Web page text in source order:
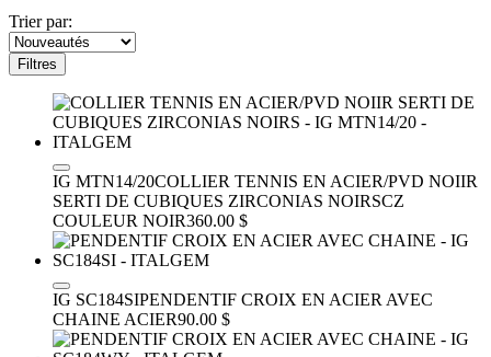
Trier par:
Filtres
IG MTN14/20COLLIER TENNIS EN ACIER/PVD NOIIR
SERTI DE CUBIQUES ZIRCONIAS NOIRSCZ
COULEUR NOIR360.00 $
IG SC184SIPENDENTIF CROIX EN ACIER AVEC
CHAINE ACIER90.00 $